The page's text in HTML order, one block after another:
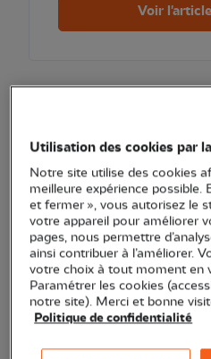
Voir l'article
EXCLU
Utilisation des cookies par
Notre site utilise des cookies
meilleure expérience possible.
et fermer », vous autorisez le
votre appareil pour améliorer
pages, nous permettre
ainsi contribuer à l’améliorer.
votre choix à tout moment en
Paramétrer les cookies
notre site). Merci et bonne
Politique de confidentialité